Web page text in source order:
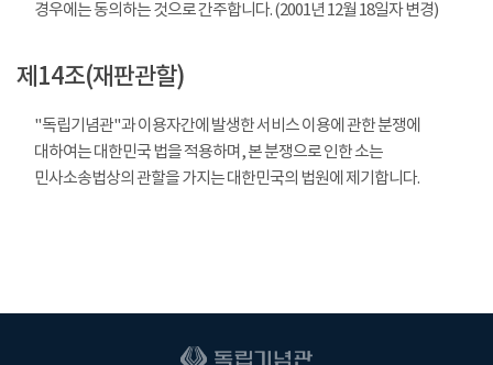
경우에는 동의하는 것으로 간주합니다. (2001년 12월 18일자 변경)
제14조(재판관할)
"독립기념관"과 이용자간에 발생한 서비스 이용에 관한 분쟁에
대하여는 대한민국 법을 적용하며, 본 분쟁으로 인한 소는
민사소송법상의 관할을 가지는 대한민국의 법원에 제기합니다.